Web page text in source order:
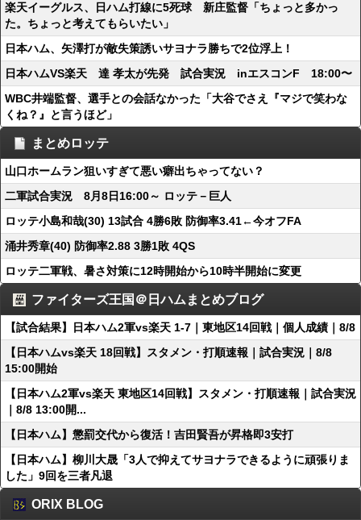
楽天イーグルス、日ハム打線に5死球 新庄監督「ちょっと多かっ
た。ちょっと考えてもらいたい」
日本ハム、矢澤打が敵失策誘いサヨナラ勝ちで2位浮上！
日本ハムVS楽天 達 孝太が先発 試合実況 inエスコンF 18:00〜
WBC井端監督、選手との会話なかった「大谷でさえ『マジで笑わな
くね？』と言うほど」
まとめロッテ
山口ホームラン狙いすぎて悪い癖出ちゃってない？
二軍試合実況 8月8日16:00～ ロッテ－巨人
ロッテ小島和哉(30) 13試合 4勝6敗 防御率3.41←今オフFA
涌井秀章(40) 防御率2.88 3勝1敗 4QS
ロッテ二軍戦、暑さ対策に12時開始から10時半開始に変更
ファイターズ王国＠日ハムまとめブログ
【試合結果】日本ハム2軍vs楽天 1-7｜東地区14回戦｜個人成績｜8/8
【日本ハムvs楽天 18回戦】スタメン・打順速報｜試合実況｜8/8
15:00開始
【日本ハム2軍vs楽天 東地区14回戦】スタメン・打順速報｜試合実況
｜8/8 13:00開...
【日本ハム】懲罰交代から復活！吉田賢吾が昇格即3安打
【日本ハム】柳川大晟「3人で抑えてサヨナラできるように頑張りま
した」9回を三者凡退
ORIX BLOG